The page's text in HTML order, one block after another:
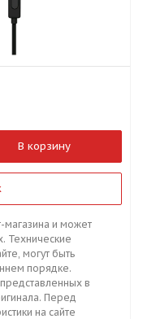
В корзину
магазина и может
Технические
могут быть
порядке.
в
Перед
на сайте